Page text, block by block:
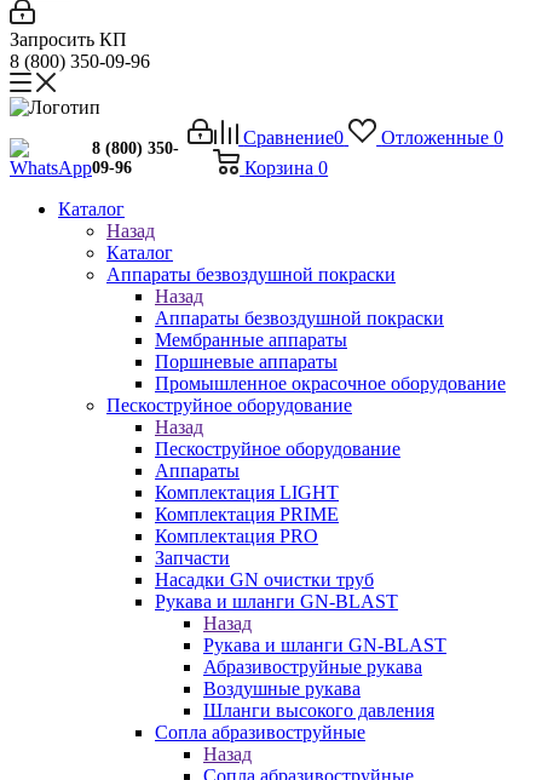
Запросить КП
8 (800) 350-09-96
Сравнение0 Отложенные 0
Корзина 0
8 (800) 350-
09-96
Каталог
Назад
Каталог
Аппараты безвоздушной покраски
Назад
Аппараты безвоздушной покраски
Мембранные аппараты
Поршневые аппараты
Промышленное окрасочное оборудование
Пескоструйное оборудование
Назад
Пескоструйное оборудование
Аппараты
Комплектация LIGHT
Комплектация PRIME
Комплектация PRO
Запчасти
Насадки GN очистки труб
Рукава и шланги GN-BLAST
Назад
Рукава и шланги GN-BLAST
Абразивоструйные рукава
Воздушные рукава
Шланги высокого давления
Сопла абразивоструйные
Назад
Сопла абразивоструйные